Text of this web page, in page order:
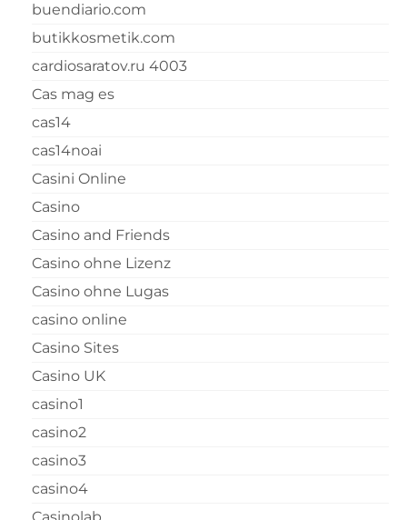
buendiario.com
butikkosmetik.com
cardiosaratov.ru 4003
Cas mag es
cas14
cas14noai
Casini Online
Casino
Casino and Friends
Casino ohne Lizenz
Casino ohne Lugas
casino online
Casino Sites
Casino UK
casino1
casino2
casino3
casino4